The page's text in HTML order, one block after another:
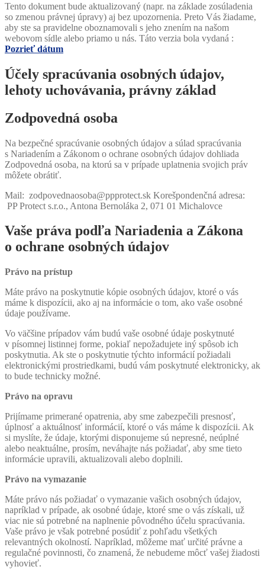
Tento dokument bude aktualizovaný (napr. na základe zosúladenia
so zmenou právnej úpravy) aj bez upozornenia. Preto Vás žiadame,
aby ste sa pravidelne oboznamovali s jeho znením na našom
webovom sídle alebo priamo u nás. Táto verzia bola vydaná :
Pozrieť dátum
Účely spracúvania osobných údajov,
lehoty uchovávania, právny základ
Zodpovedná osoba
Na bezpečné spracúvanie osobných údajov a súlad spracúvania
s Nariadením a Zákonom o ochrane osobných údajov dohliada
Zodpovedná osoba, na ktorú sa v prípade uplatnenia svojich práv
môžete obrátiť.
Mail: zodpovednaosoba@ppprotect.sk Korešpondenčná adresa:
PP Protect s.r.o., Antona Bernoláka 2, 071 01 Michalovce
Vaše práva podľa Nariadenia a Zákona
o ochrane osobných údajov
Právo na prístup
Máte právo na poskytnutie kópie osobných údajov, ktoré o vás
máme k dispozícii, ako aj na informácie o tom, ako vaše osobné
údaje používame.
Vo väčšine prípadov vám budú vaše osobné údaje poskytnuté
v písomnej listinnej forme, pokiaľ nepožadujete iný spôsob ich
poskytnutia. Ak ste o poskytnutie týchto informácií požiadali
elektronickými prostriedkami, budú vám poskytnuté elektronicky, ak
to bude technicky možné.
Právo na opravu
Prijímame primerané opatrenia, aby sme zabezpečili presnosť,
úplnosť a aktuálnosť informácií, ktoré o vás máme k dispozícii. Ak
si myslíte, že údaje, ktorými disponujeme sú nepresné, neúplné
alebo neaktuálne, prosím, neváhajte nás požiadať, aby sme tieto
informácie upravili, aktualizovali alebo doplnili.
Právo na vymazanie
Máte právo nás požiadať o vymazanie vašich osobných údajov,
napríklad v prípade, ak osobné údaje, ktoré sme o vás získali, už
viac nie sú potrebné na naplnenie pôvodného účelu spracúvania.
Vaše právo je však potrebné posúdiť z pohľadu všetkých
relevantných okolností. Napríklad, môžeme mať určité právne a
regulačné povinnosti, čo znamená, že nebudeme môcť vašej žiadosti
vyhovieť.